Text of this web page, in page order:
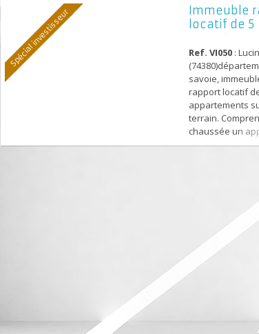
Spécial investisseur
Immeuble
locatif de 5
Ref. VI050 :
savoie,
rapport locatif
appartements
terrain.
chaussée un
duplex T5 avec
T1 de 45m² avec